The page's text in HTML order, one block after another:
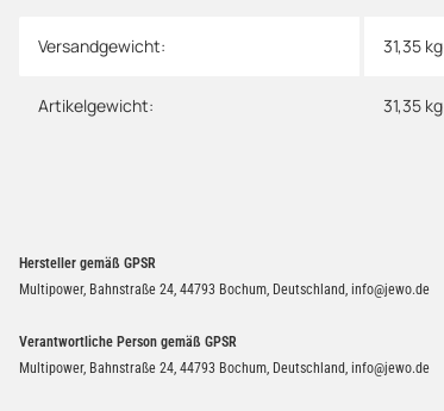
Versandgewicht: 31,35 kg
Artikelgewicht: 31,35 kg
Hersteller gemäß GPSR
Multipower, Bahnstraße 24, 44793 Bochum, Deutschland, info@jewo.de
Verantwortliche Person gemäß GPSR
Multipower, Bahnstraße 24, 44793 Bochum, Deutschland, info@jewo.de